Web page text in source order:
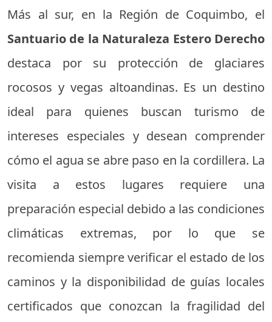
Más al sur, en la Región de Coquimbo, el
Santuario de la Naturaleza Estero Derecho
destaca por su protección de glaciares
rocosos y vegas altoandinas. Es un destino
ideal para quienes buscan turismo de
intereses especiales y desean comprender
cómo el agua se abre paso en la cordillera. La
visita a estos lugares requiere una
preparación especial debido a las condiciones
climáticas extremas, por lo que se
recomienda siempre verificar el estado de los
caminos y la disponibilidad de guías locales
certificados que conozcan la fragilidad del